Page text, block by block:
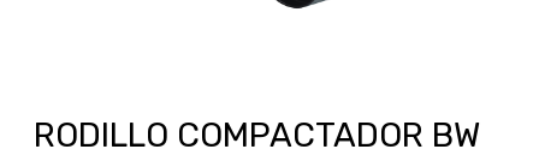
RODILLO COMPACTADOR BW